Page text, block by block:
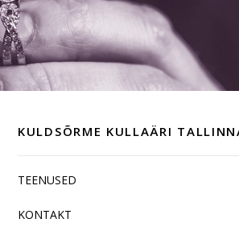
KULDSÕRME KULLAÄRI
TEENUSED
KONTAKT